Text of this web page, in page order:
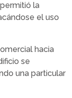
la
el uso
hacia
se
una particular